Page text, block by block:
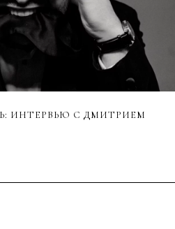
ИНТЕРВЬЮ С ДМИТРИЕМ